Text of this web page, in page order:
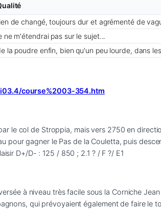
de changé, toujours dur et agrémenté de
ne m'étendrai pas sur le sujet...
la poudre enfin, bien qu'un peu lourde, dans
course%2003-354.htm
le col de Stroppia, mais vers 2750 en
pour gagner le Pas de la Couletta, puis
D+/D- : 125 / 850 ; 2.1 ? / F ?/ E1
à niveau très facile sous la Corniche
qui prévoyaient également de faire le